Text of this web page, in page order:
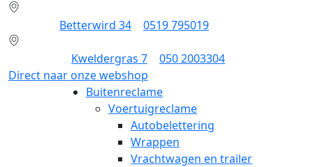
Betterwird 34 0519 795019
Kweldergras 7
050 2003304
Direct naar onze webshop
Buitenreclame
Voertuigreclame
Autobelettering
Wrappen
Vrachtwagen en trailer